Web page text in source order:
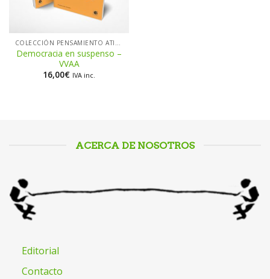
COLECCIÓN PENSAMIENTO ATIEMPO
Democracia en suspenso –
VVAA
16,00€ IVA inc.
ACERCA DE NOSOTROS
Editorial
Contacto